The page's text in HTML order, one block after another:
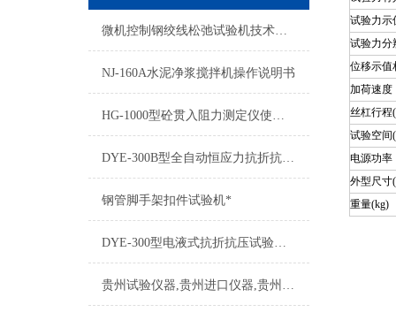
微机控制钢绞线松弛试验机技术参数
NJ-160A水泥净浆搅拌机操作说明书
HG-1000型砼贯入阻力测定仪使用介绍
DYE-300B型全自动恒应力抗折抗压试验机使用说明书
钢管脚手架扣件试验机*
DYE-300型电液式抗折抗压试验机操作说明
贵州试验仪器,贵州进口仪器,贵州试验设备租赁
试验力示
试验力分
位移示值
加荷速度
丝杠行程
试验空间
电源功率
外型尺寸
重量(kg)